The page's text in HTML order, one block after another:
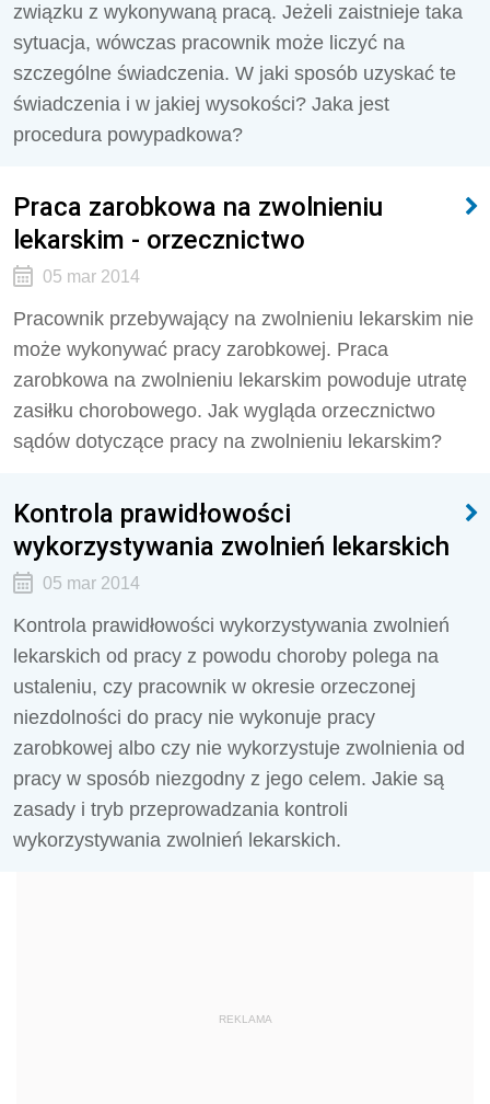
związku z wykonywaną pracą. Jeżeli zaistnieje taka
sytuacja, wówczas pracownik może liczyć na
szczególne świadczenia. W jaki sposób uzyskać te
świadczenia i w jakiej wysokości? Jaka jest
procedura powypadkowa?
Praca zarobkowa na zwolnieniu
lekarskim - orzecznictwo
05 mar 2014
Pracownik przebywający na zwolnieniu lekarskim nie
może wykonywać pracy zarobkowej. Praca
zarobkowa na zwolnieniu lekarskim powoduje utratę
zasiłku chorobowego. Jak wygląda orzecznictwo
sądów dotyczące pracy na zwolnieniu lekarskim?
Kontrola prawidłowości
wykorzystywania zwolnień lekarskich
05 mar 2014
Kontrola prawidłowości wykorzystywania zwolnień
lekarskich od pracy z powodu choroby polega na
ustaleniu, czy pracownik w okresie orzeczonej
niezdolności do pracy nie wykonuje pracy
zarobkowej albo czy nie wykorzystuje zwolnienia od
pracy w sposób niezgodny z jego celem. Jakie są
zasady i tryb przeprowadzania kontroli
wykorzystywania zwolnień lekarskich.
REKLAMA